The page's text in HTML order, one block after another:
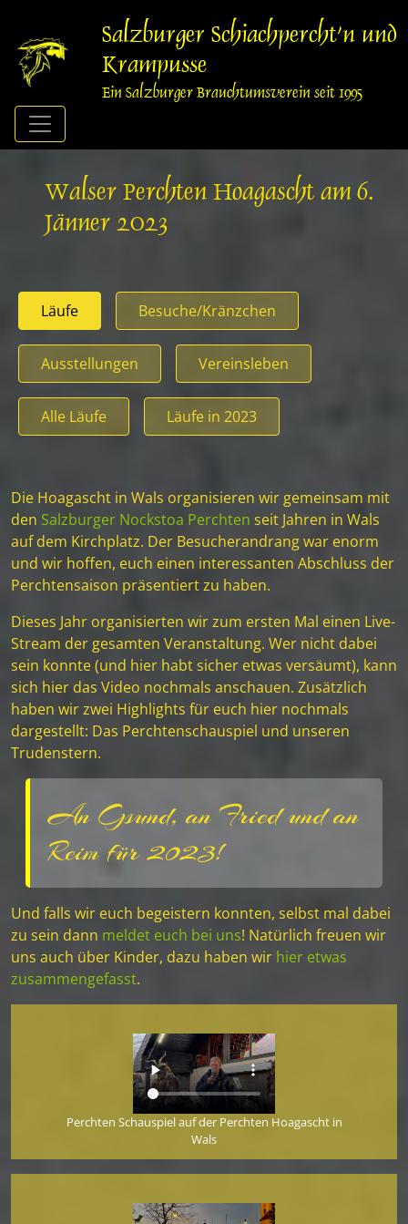
Inhalt
Salzburger Schiachpercht'n und
Krampusse
Ein Salzburger Brauchtumsverein seit 1995
Walser Perchten Hoagascht am 6.
Jänner 2023
Läufe Besuche/Kränzchen
Ausstellungen Vereinsleben
Alle Läufe Läufe in 2023
Die Hoagascht in Wals organisieren wir gemeinsam mit
den Salzburger Nockstoa Perchten seit Jahren in Wals
auf dem Kirchplatz. Der Besucherandrang war enorm
und wir hoffen, euch einen interessanten Abschluss der
Perchtensaison präsentiert zu haben.
Dieses Jahr organisierten wir zum ersten Mal einen Live-
Stream der gesamten Veranstaltung. Wer nicht dabei
sein konnte (und hier habt sicher etwas versäumt), kann
sich hier das Video nochmals anschauen. Zusätzlich
haben wir zwei Highlights für euch hier nochmals
dargestellt: Das Perchtenschauspiel und unseren
Trudenstern.
An Gsund, an Fried und an
Reim für 2023!
Und falls wir euch begeistern konnten, selbst mal dabei
zu sein dann meldet euch bei uns! Natürlich freuen wir
uns auch über Kinder, dazu haben wir hier etwas
zusammengefasst.
Perchten Schauspiel auf der Perchten Hoagascht in
Wals